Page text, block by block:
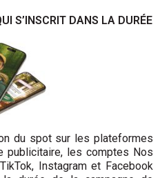
S’INSCRIT DANS LA DURÉE
du spot sur les plateformes
publicitaire, les comptes Nos
Instagram et Facebook